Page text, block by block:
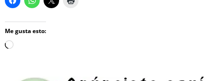
Me gusta esto:
Loading…